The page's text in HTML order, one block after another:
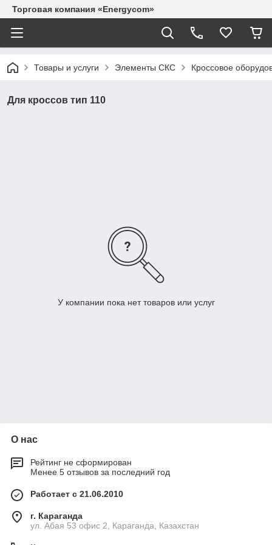
Торговая компания «Energycom»
Товары и услуги Элементы СКС Кроссовое
Для кроссов тип 110
У компании пока нет товаров или услуг
О нас
Рейтинг не сформирован
Менее 5 отзывов за последний год
Работает с 21.06.2010
г. Караганда
ул. Абая 53 офис 2, Караганда, Казахстан